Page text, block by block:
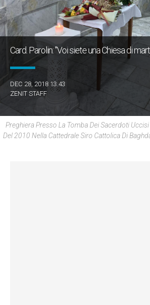
Card. Parolin: "Voi siete una Chiesa di
DEC 28, 2018 13:43
ZENIT STAFF
Preghiera Presso La Tomba Dei Sacerdoti
Del 2010 Nella Cattedrale Siro Cattolica Di